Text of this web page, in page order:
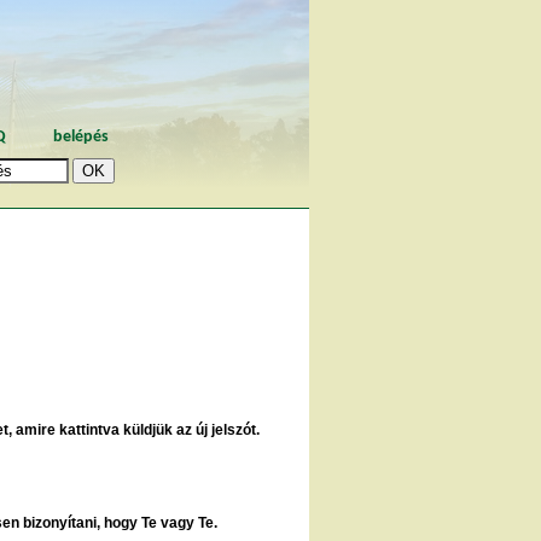
belépés
amire kattintva küldjük az új jelszót.
bizonyítani, hogy Te vagy Te.